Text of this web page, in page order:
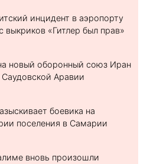
инцидент в аэропорту
выкриков «Гитлер был прав»
новый оборонный союз Иран
Аравии
боевика на
поселения в Самарии
вновь произошли